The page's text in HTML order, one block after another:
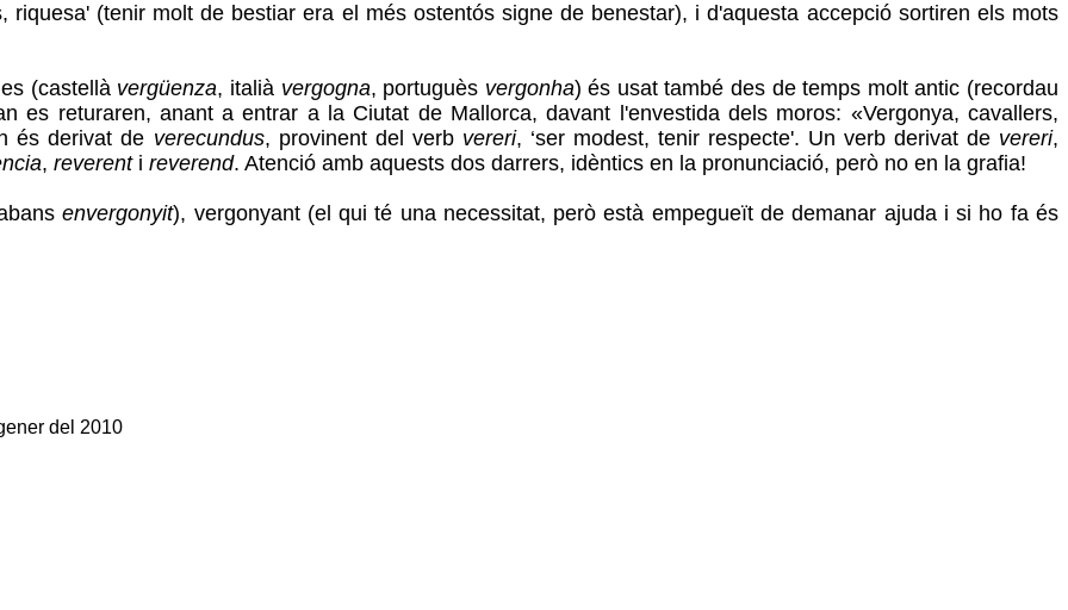
riquesa' (tenir molt de bestiar era el més ostentós signe de benestar), i d'aquesta accepció sortiren els mots
(castellà vergüenza, italià vergogna, portuguès vergonha) és usat també des de temps molt antic (recordau
es returaren, anant a entrar a la Ciutat de Mallorca, davant l'envestida dels moros: «Vergonya, cavallers,
és derivat de verecundus, provinent del verb vereri, ‘ser modest, tenir respecte'. Un verb derivat de vereri,
, reverenti reverend. Atenció amb aquests dos darrers, idèntics en la pronunciació, però no en la grafia!
envergonyit), vergonyant (el qui té una necessitat, però està empegueït de demanar ajuda i si ho fa és
del 2010